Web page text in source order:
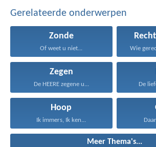
Gerelateerde onderwerpen
Zonde
Of weet u niet...
Zegen
De HEERE zegene u... De
Hoop
Ik immers, Ik ken...
Meer Thema's...